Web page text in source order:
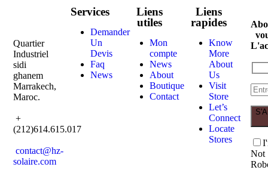
Quartier
Industriel
sidi
ghanem
Marrakech,
Maroc.
+
(212)614.615.017
contact@hz-
solaire.com
Services
Demander
Un
Devis
Faq
News
Liens
utiles
Mon
compte
News
About
Boutique
Contact
Liens
rapides
Know
More
About
Us
Visit
Store
Let’s
Connect
Locate
Stores
Not